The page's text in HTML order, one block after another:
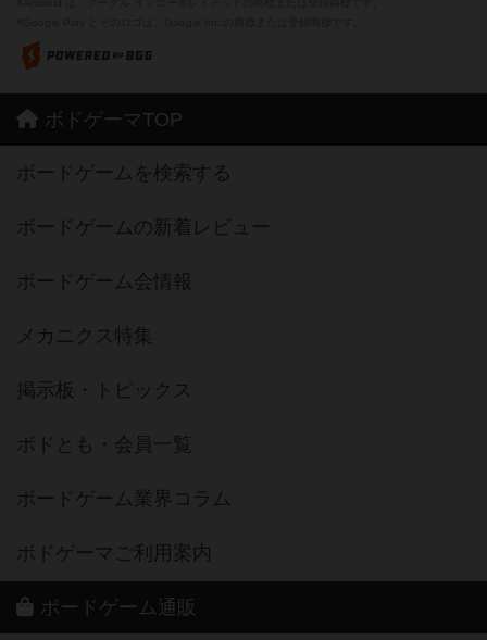
ボドゲーマTOP
ボードゲームを検索する
ボードゲームの新着レビュー
ボードゲーム会情報
メカニクス特集
掲示板・トピックス
ボドとも・会員一覧
ボードゲーム業界コラム
ボドゲーマご利用案内
ボードゲーム通販